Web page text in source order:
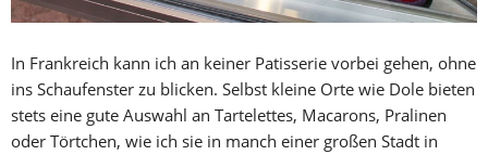
In Frankreich kann ich an keiner Patisserie vorbei gehen, ohne
ins Schaufenster zu blicken. Selbst kleine Orte wie Dole bieten
stets eine gute Auswahl an Tartelettes, Macarons, Pralinen
oder Törtchen, wie ich sie in manch einer großen Stadt in